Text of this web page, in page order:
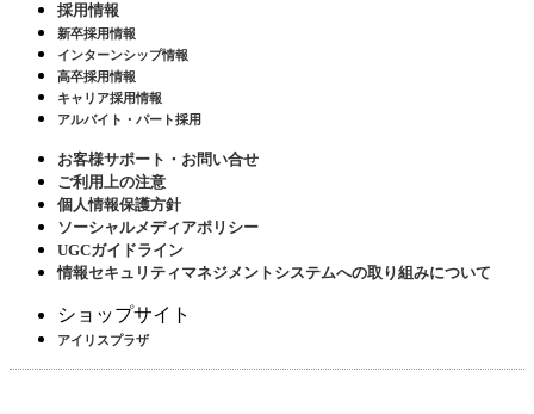
採用情報
新卒採用情報
インターンシップ情報
高卒採用情報
キャリア採用情報
アルバイト・パート採用
お客様サポート・お問い合せ
ご利用上の注意
個人情報保護方針
ソーシャルメディアポリシー
UGCガイドライン
情報セキュリティマネジメントシステムへの取り組みについて
ショップサイト
アイリスプラザ